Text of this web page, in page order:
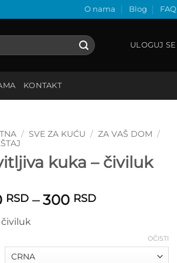
O nama Blog FAQ
ULOGUJ SE
KONTAKT
/ SVE ZA KUĆU / ZA VAŠ DOM /
kuka – čiviluk
RSD – 300 RSDRaspon
200 RSDOČISTI